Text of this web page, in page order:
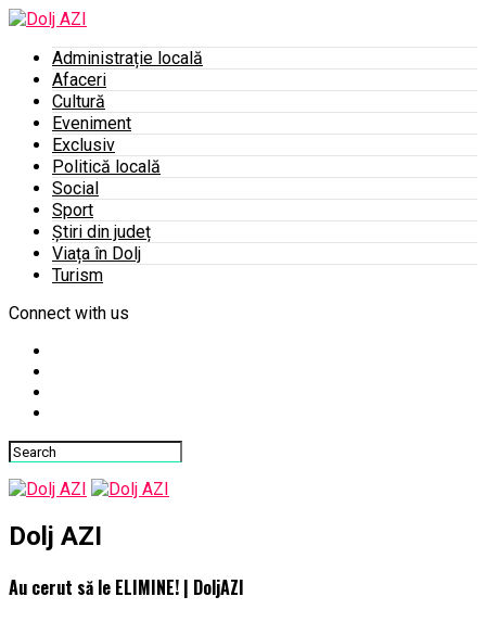
Administrație locală
Afaceri
Cultură
Eveniment
Exclusiv
Politică locală
Social
Sport
Știri din județ
Viața în Dolj
Turism
Connect with us
Dolj AZI
Au cerut să le ELIMINE! | DoljAZI